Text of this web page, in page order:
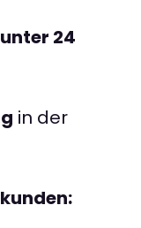
unter 24
in der